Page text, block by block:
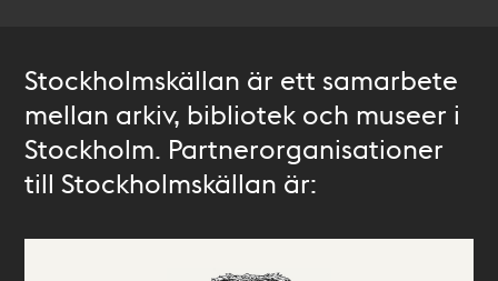
Stockholmskällan är ett samarbete
mellan arkiv, bibliotek och museer i
Stockholm. Partnerorganisationer
till Stockholmskällan är: